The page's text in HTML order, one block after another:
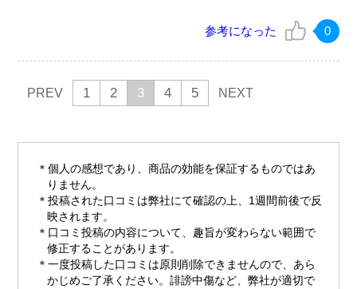
参考になった 0
PREV 1 2 3 4 5 NEXT
個人の感想であり、商品の効能を保証するものではあ
りません。
投稿された口コミは弊社にて確認の上、1週間前後で反
映されます。
口コミ投稿の内容について、趣旨が変わらない範囲で
修正することがあります。
一度投稿した口コミは原則削除できませんので、あら
かじめご了承ください。誹謗中傷など、弊社が適切で